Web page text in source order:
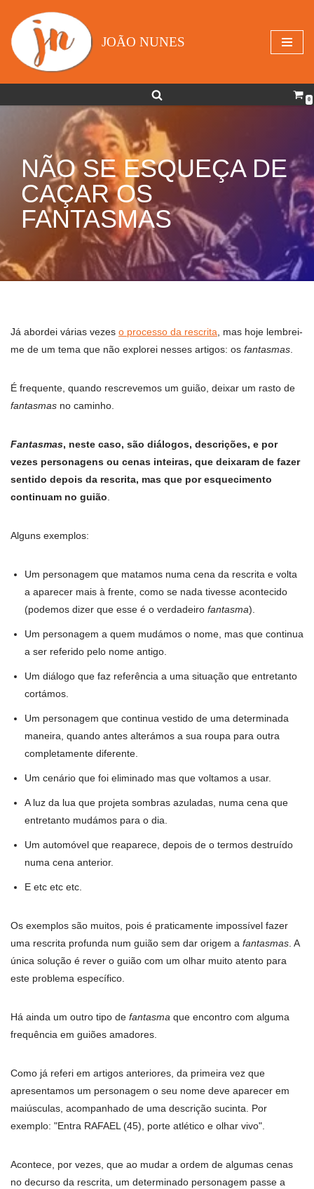
Avançar
para
JOÃO NUNES
0
NÃO SE ESQUEÇA DE
CAÇAR OS
FANTASMAS
Já abordei várias vezes o processo da rescrita , mas hoje lembrei-
me de um tema que não explorei nesses artigos: os fantasmas
É frequente, quando rescrevemos um guião, deixar um rasto de
fantasmas no caminho.
Fantasmas, neste caso, são diálogos, descrições, e por
vezes personagens ou cenas inteiras, que deixaram de fazer
sentido depois da rescrita, mas que por esquecimento
continuam no guião
Alguns exemplos:
Um personagem que matamos numa cena da rescrita e volta
a aparecer mais à frente, como se nada tivesse acontecido
(podemos dizer que esse é o verdadeiro fantasma).
Um personagem a quem mudámos o nome, mas que continua
a ser referido pelo nome antigo.
Um diálogo que faz referência a uma situação que entretanto
cortámos.
Um personagem que continua vestido de uma determinada
maneira, quando antes alterámos a sua roupa para outra
completamente diferente.
Um cenário que foi eliminado mas que voltamos a usar.
A luz da lua que projeta sombras azuladas, numa cena que
entretanto mudámos para o dia.
Um automóvel que reaparece, depois de o termos destruído
numa cena anterior.
E etc etc etc.
Os exemplos são muitos, pois é praticamente impossível fazer
uma rescrita profunda num guião sem dar origem a fantasmas . A
única solução é rever o guião com um olhar muito atento para
este problema específico.
Há ainda um outro tipo de fantasma que encontro com alguma
frequência em guiões amadores.
Como já referi em artigos anteriores, da primeira vez que
apresentamos um personagem o seu nome deve aparecer em
maiúsculas, acompanhado de uma descrição sucinta. Por
exemplo: "Entra RAFAEL (45), porte atlético e olhar vivo".
Acontece, por vezes, que ao mudar a ordem de algumas cenas
no decurso da rescrita, um determinado personagem passe a